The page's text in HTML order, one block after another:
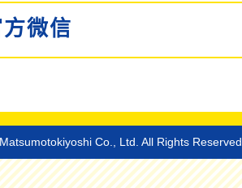
方微信
Co., Ltd. All Rights Reserved.